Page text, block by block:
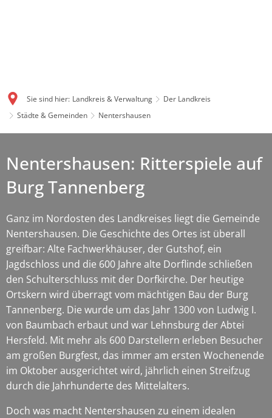
Sie sind hier: Landkreis & Verwaltung
Der Landkreis
Städte & Gemeinden
Nentershausen
Nentershausen: Ritterspiele auf
Burg Tannenberg
Ganz im Nordosten des Landkreises liegt die Gemeinde
Nentershausen. Die Geschichte des Ortes ist überall
greifbar: Alte Fachwerkhäuser, der Gutshof, ein
Jagdschloss und die 600 Jahre alte Dorflinde schließen
den Schulterschluss mit der Dorfkirche. Der heutige
Ortskern wird überragt vom mächtigen Bau der Burg
Tannenberg. Die wurde um das Jahr 1300 von Ludwig I.
von Baumbach erbaut und war Lehnsburg der Abtei
Hersfeld. Mit mehr als 600 Darstellern erleben Besucher
am großen Burgfest, das immer am ersten Wochenende
im Oktober ausgerichtet wird, jährlich einen Streifzug
durch die Jahrhunderte des Mittelalters.
Doch was macht Nentershausen zu einem idealen